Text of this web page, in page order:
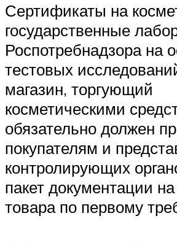
Сертификаты на
государственные
Роспотребнадзора на
тестовых
магазин, торгующий
косметическими
обязательно должен
покупателям и
контролирующих
пакет документации
товара по первому